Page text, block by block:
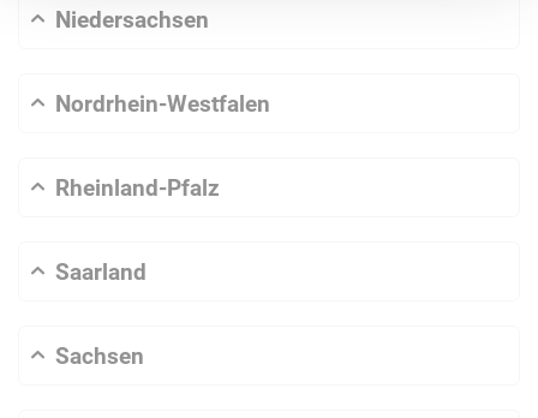
Niedersachsen
Nordrhein-Westfalen
Rheinland-Pfalz
Saarland
Sachsen